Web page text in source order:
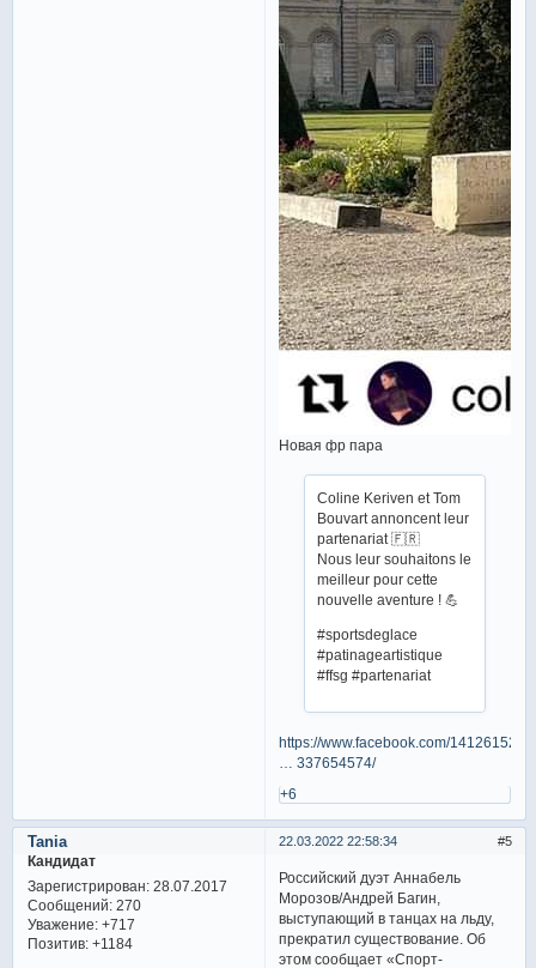
Новая фр пара
Coline Keriven et Tom
Bouvart annoncent leur
partenariat 🇫🇷
Nous leur souhaitons le
meilleur pour cette
nouvelle aventure ! 💪
#sportsdeglace
#patinageartistique
#ffsg #partenariat
https://www.facebook.com/
… 337654574/
+6
5
22.03.2022 22:58:34
Tania
Кандидат
Зарегистрирован: 28.07.2017
Сообщений:270
Уважение: +717
Позитив: +1184
Российский дуэт Аннабель
Морозов/Андрей Багин,
выступающий в танцах на льду,
прекратил существование. Об
этом сообщает «Спорт-